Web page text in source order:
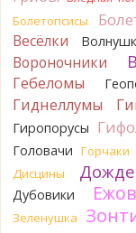
Tatiana_A
разрежьте ножку
Пожелтение у
ядовит. Иногда
несколько
12 часов назад
Кирилл
что это
часть видно, что
на срезе нет.
Кожица со
обламываются
Болетопсисы
Весёлки
Вороночники
Гебеломы
Гиднеллумы
Гиропорусы
Головачи Горчаки
Дисцины
Дубовики
Зеленушка